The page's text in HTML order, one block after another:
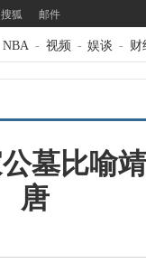
狐 邮件
NBA - 视频 - 娱谈 - 财
墓比喻
唐